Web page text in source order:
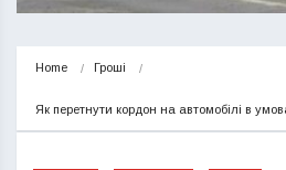
Home Гроші
Як перетнути кордон на автомобілі в